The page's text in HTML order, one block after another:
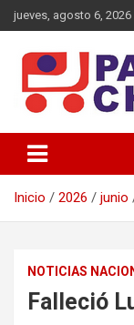
Saltar
al
jueves, agosto 6, 2026
Patines
Inicio 2026 junio
NOTICIAS
Falleció